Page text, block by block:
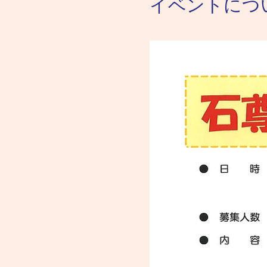
イベントにつ